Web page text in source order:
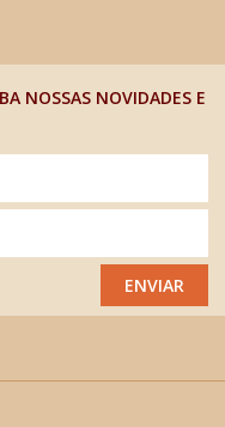
NOSSAS NOVIDADES E
ENVIAR